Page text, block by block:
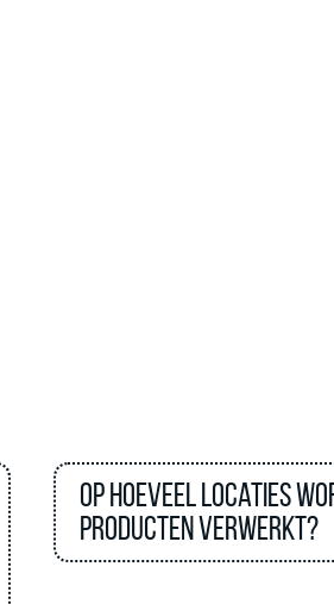
Op hoeveel locaties
producten verwerkt?